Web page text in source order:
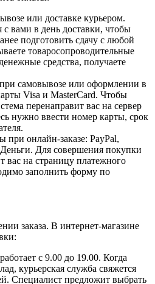
или доставке курьером.
с вами в день доставки, чтобы
подготовить сдачу с любой
товаросопроводительные
средства, получаете
самовывозе или оформлении в
Visa и MasterCard. Чтобы
перенаправит вас на сервер
нужно ввести номер карты, срок
при онлайн-заказе: PayPal,
Для совершения покупки
вас на страницу платежного
заполнить форму по
заказа. В интернет-магазине
с 9.00 до 19.00. Когда
курьерская служба свяжется
Специалист предложит выбрать